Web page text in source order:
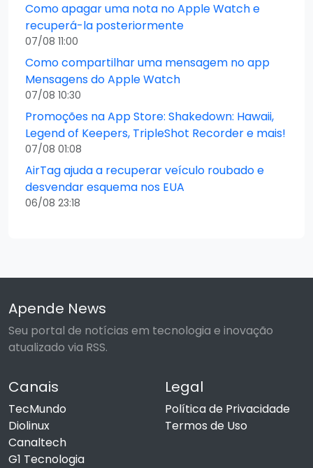
Como apagar uma nota no Apple Watch e
recuperá-la posteriormente
07/08 11:00
Como compartilhar uma mensagem no app
Mensagens do Apple Watch
07/08 10:30
Promoções na App Store: Shakedown: Hawaii,
Legend of Keepers, TripleShot Recorder e mais!
07/08 01:08
AirTag ajuda a recuperar veículo roubado e
desvendar esquema nos EUA
06/08 23:18
Apende News
Seu portal de notícias em tecnologia e inovação
atualizado via RSS.
Canais
TecMundo
Diolinux
Canaltech
G1 Tecnologia
Legal
Política de Privacidade
Termos de Uso